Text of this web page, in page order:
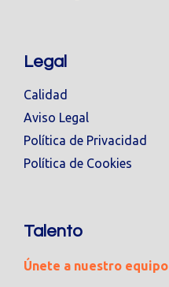
Legal
Calidad
Aviso Legal
Política de Privacidad
Política de Cookies
Talento
Únete a nuestro equipo